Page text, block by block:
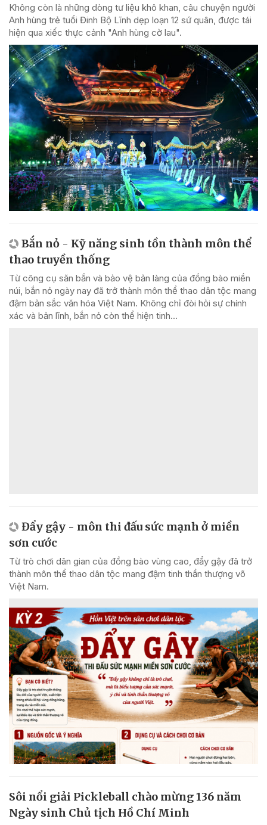
Không còn là những dòng tư liệu khô khan, câu chuyện người
Anh hùng trẻ tuổi Đinh Bộ Lĩnh dẹp loạn 12 sứ quân, được tái
hiện qua xiếc thực cảnh "Anh hùng cờ lau".
Bắn nỏ - Kỹ năng sinh tồn thành môn thể
thao truyền thống
Từ công cụ săn bắn và bảo vệ bản làng của đồng bào miền
núi, bắn nỏ ngày nay đã trở thành môn thể thao dân tộc mang
đậm bản sắc văn hóa Việt Nam. Không chỉ đòi hỏi sự chính
xác và bản lĩnh, bắn nỏ còn thể hiện tinh...
Đẩy gậy - môn thi đấu sức mạnh ở miền
sơn cước
Từ trò chơi dân gian của đồng bào vùng cao, đẩy gậy đã trở
thành môn thể thao dân tộc mang đậm tinh thần thượng võ
Việt Nam.
Sôi nổi giải Pickleball chào mừng 136 năm
Ngày sinh Chủ tịch Hồ Chí Minh